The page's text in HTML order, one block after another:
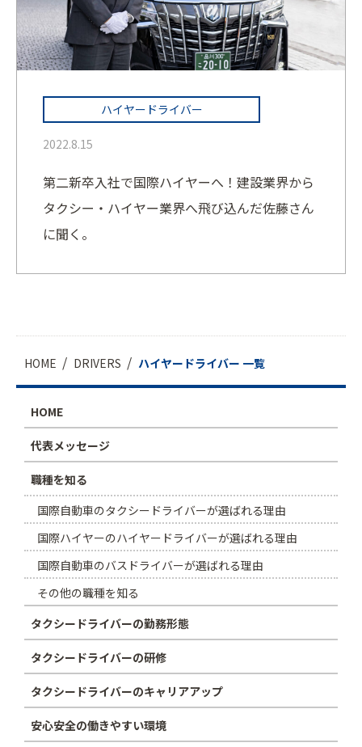
ハイヤードライバー
2022.8.15
第二新卒入社で国際ハイヤーへ！建設業界から
タクシー・ハイヤー業界へ飛び込んだ佐藤さん
に聞く。
HOME DRIVERS ハイヤードライバー 一覧
HOME
代表メッセージ
職種を知る
国際自動車のタクシードライバーが選ばれる理由
国際ハイヤーのハイヤードライバーが選ばれる理由
国際自動車のバスドライバーが選ばれる理由
その他の職種を知る
タクシードライバーの勤務形態
タクシードライバーの研修
タクシードライバーのキャリアアップ
安心安全の働きやすい環境